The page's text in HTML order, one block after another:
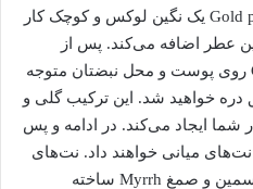
شده است. روی در Gold pour Homme یک نگین لوکس و کوچک کار
عطر اضافه می‌کند. پس از
اسپری کردن Gold pour Homme روی پوست و محل نبضتان متوجه
دره خواهید شد. این ترکیب گلی و
شما ایجاد می‌کند. در ادامه و پس
میانی خواهند داد. نت‌های
میانی از ریشه‌ی زنبق زرد، گل یاسمین و صمغ Myrrh ساخته